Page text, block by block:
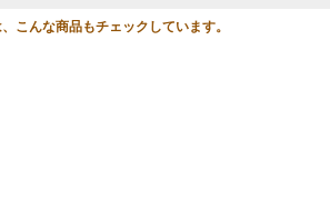
こんな商品もチェックしています。